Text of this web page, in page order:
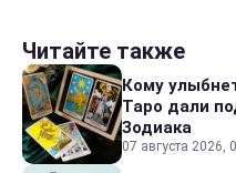
Читайте также
Кому
Таро дали
Зодиака
07 августа 2026,